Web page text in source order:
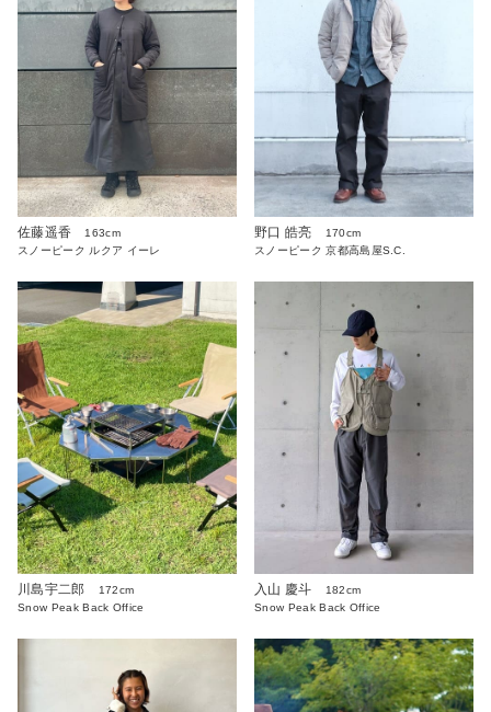
佐藤遥香
163cm
スノーピーク ルクア イーレ
野口 皓亮
170cm
スノーピーク 京都高島屋S.C.
川島宇二郎
172cm
Snow Peak Back Office
入山 慶斗
182cm
Snow Peak Back Office